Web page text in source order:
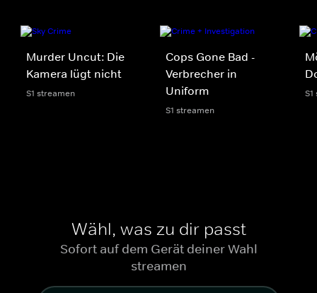
Murder Uncut: Die
Kamera lügt nicht
S1 streamen
Cops Gone Bad -
Verbrecher in
Uniform
S1 streamen
Wähl, was zu dir passt
Sofort auf dem Gerät deiner Wahl
streamen